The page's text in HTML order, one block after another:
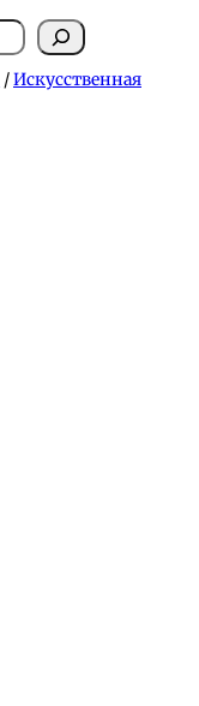
/Искусственная